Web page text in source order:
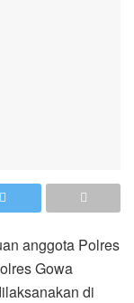
anggota Polres
Gowa
di